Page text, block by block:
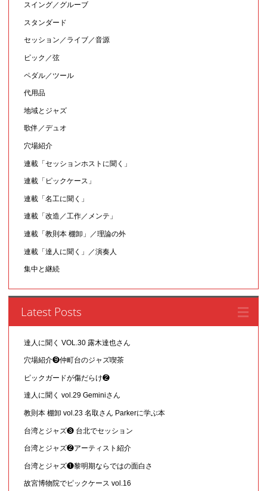
スイング／グルーブ
スタンダード
セッション／ライブ／音源
ピック／弦
ペダル／ツール
代用品
地域とジャズ
歌伴／デュオ
穴場紹介
連載「セッションホストに聞く」
連載「ピックケース」
連載「名工に聞く」
連載「改造／工作／メンテ」
連載「教則本 棚卸」／理論の外
連載「達人に聞く」／演奏人
集中と継続
Latest Posts
達人に聞く VOL.30 露木達也さん
穴場紹介❾仲町台のジャズ喫茶
ピックガードが傷だらけ❷
達人に聞く vol.29 Geminiさん
教則本 棚卸 vol.23 名取さん Parkerに学ぶ本
台湾とジャズ❸ 台北でセッション
台湾とジャズ❷アーティスト紹介
台湾とジャズ❶黎明期ならではの面白さ
故宮博物院でピックケース vol.16